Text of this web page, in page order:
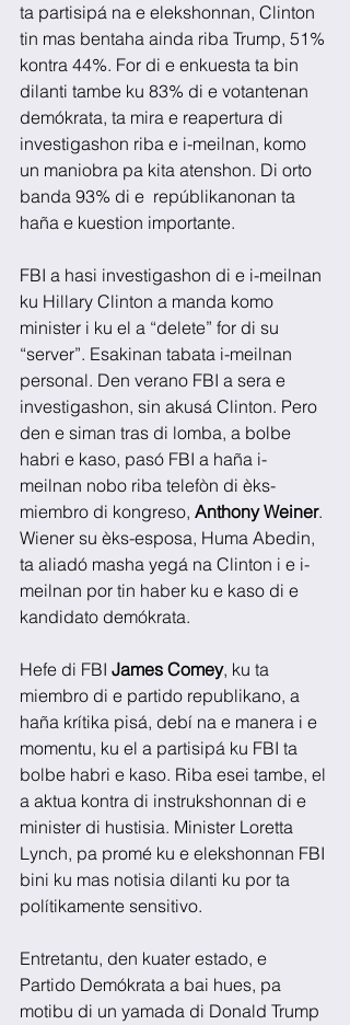
ta partisipá na e elekshonnan, Clinton
tin mas bentaha ainda riba Trump, 51%
kontra 44%. For di e enkuesta ta bin
dilanti tambe ku 83% di e votantenan
demókrata, ta mira e reapertura di
investigashon riba e i-meilnan, komo
un maniobra pa kita atenshon. Di orto
banda 93% di e  repúblikanonan ta
haña e kuestion importante.
FBI a hasi investigashon di e i-meilnan
ku Hillary Clinton a manda komo
minister i ku el a “delete” for di su
“server”. Esakinan tabata i-meilnan
personal. Den verano FBI a sera e
investigashon, sin akusá Clinton. Pero
den e siman tras di lomba, a bolbe
habri e kaso, pasó FBI a haña i-
meilnan nobo riba telefòn di èks-
miembro di kongreso, Anthony Weiner.
Wiener su èks-esposa, Huma Abedin,
ta aliadó masha yegá na Clinton i e i-
meilnan por tin haber ku e kaso di e
kandidato demókrata.
Hefe di FBI James Comey, ku ta
miembro di e partido republikano, a
haña krítika pisá, debí na e manera i e
momentu, ku el a partisipá ku FBI ta
bolbe habri e kaso. Riba esei tambe, el
a aktua kontra di instrukshonnan di e
minister di hustisia. Minister Loretta
Lynch, pa promé ku e elekshonnan FBI
bini ku mas notisia dilanti ku por ta
polítikamente sensitivo.
Entretantu, den kuater estado, e
Partido Demókrata a bai hues, pa
motibu di un yamada di Donald Trump